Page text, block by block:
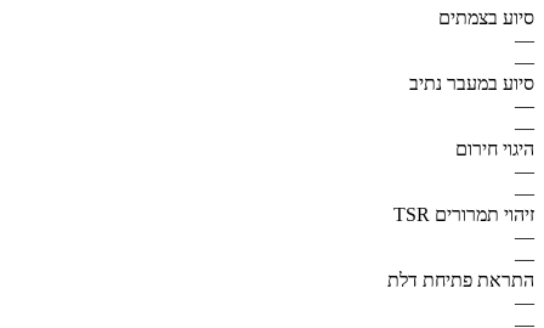
סיוע בצמתים
—
—
סיוע במעבר נתיב
—
—
היגוי חירום
—
—
זיהוי תמרורים TSR
—
—
התראת פתיחת דלת
—
—